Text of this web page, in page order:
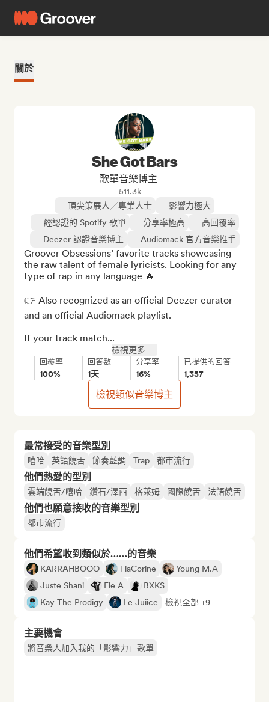
關於
最常接受的音樂型別
嘻哈 英語饒舌 節奏藍調 Trap 都市流行
他們熱愛的型別
雲端饒舌/嘻哈 鑽石/澤西 格萊姆 國際饒舌 法語饒舌
他們也願意接收的音樂型別
都市流行
他們希望收到類似於……的音樂
KARRAHBOOO TiaCorine
Young M.A
Juste Shani
Ele A
BXKS
Kay The Prodigy
Le Juiice 檢視全部 +9
主要機會
將音樂人加入我的「影響力」歌單
She Got Bars
歌單音樂博主
511.3k
頂尖策展人／專業人士
影響力極大
經認證的 Spotify 歌單
分享率極高
高回覆率
Deezer 認證音樂博主
Audiomack 官方音樂推手
Groover Obsessions’ favorite tracks showcasing
the raw talent of female lyricists. Looking for any
type of rap in any language 🔥
👉 Also recognized as an official Deezer curator
and an official Audiomack playlist.
If your track match...
檢視更多
回覆率
100%
回答數
1天
分享率
16%
已提供的回答
1,357
檢視類似音樂博主